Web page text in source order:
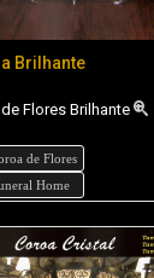
Brilhante
Flores Brilhante
de Flores
Home